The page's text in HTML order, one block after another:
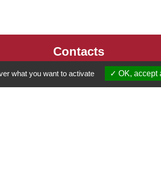
Contacts
Commune de Jans
8 place de l'Eglise
what you want to activate OK, accept